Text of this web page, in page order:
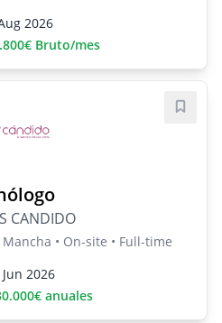
2026
Bruto/mes
CANDIDO
• On-site • Full-time
Jun 2026
anuales
Save